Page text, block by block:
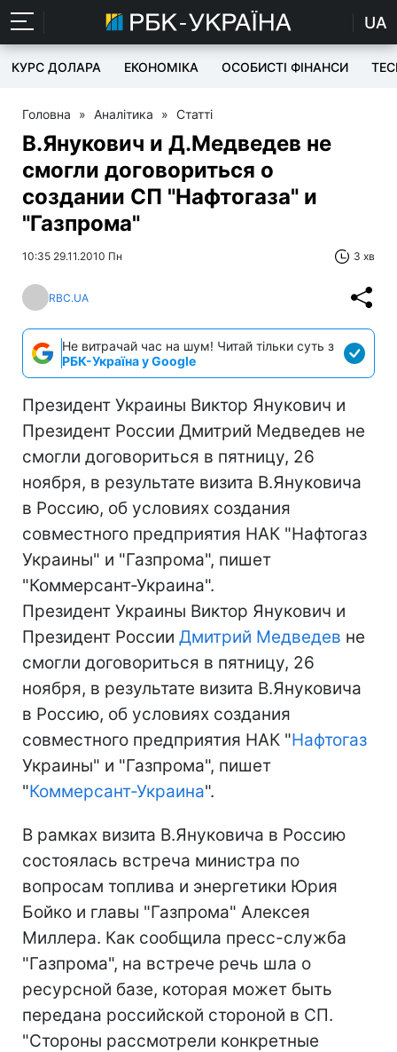
UA
КУРС ДОЛАРА ЕКОНОМІКА ОСОБИСТІ ФІНАНСИ
Головна » Аналітика » Статті
В.Янукович и Д.Медведев не
смогли договориться о
создании СП "Нафтогаза" и
"Газпрома"
10:35 29.11.2010 Пн 3 хв
RBC.UA
Не витрачай час на шум! Читай тільки суть з
РБК-Україна у Google
Президент Украины Виктор Янукович и
Президент России Дмитрий Медведев не
смогли договориться в пятницу, 26
ноября, в результате визита В.Януковича
в Россию, об условиях создания
совместного предприятия НАК "Нафтогаз
Украины" и "Газпрома", пишет
"Коммерсант-Украина".
Президент Украины Виктор Янукович и
Президент России Дмитрий Медведев не
смогли договориться в пятницу, 26
ноября, в результате визита В.Януковича
в Россию, об условиях создания
совместного предприятия НАК "Нафтогаз
Украины" и "Газпрома", пишет
"Коммерсант-Украина".
В рамках визита В.Януковича в Россию
состоялась встреча министра по
вопросам топлива и энергетики Юрия
Бойко и главы "Газпрома" Алексея
Миллера. Как сообщила пресс-служба
"Газпрома", на встрече речь шла о
ресурсной базе, которая может быть
передана российской стороной в СП.
"Стороны рассмотрели конкретные